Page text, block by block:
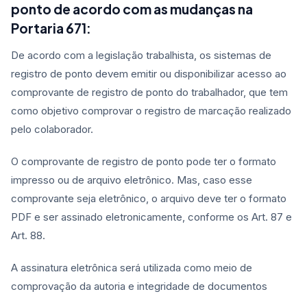
ponto de acordo com as mudanças na
Portaria 671:
De acordo com a legislação trabalhista, os sistemas de
registro de ponto devem emitir ou disponibilizar acesso ao
comprovante de registro de ponto do trabalhador, que tem
como objetivo comprovar o registro de marcação realizado
pelo colaborador.
O comprovante de registro de ponto pode ter o formato
impresso ou de arquivo eletrônico. Mas, caso esse
comprovante seja eletrônico, o arquivo deve ter o formato
PDF e ser assinado eletronicamente, conforme os Art. 87 e
Art. 88.
A assinatura eletrônica será utilizada como meio de
comprovação da autoria e integridade de documentos